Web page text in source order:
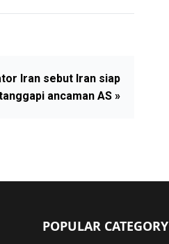
Iran sebut Iran siap
ancaman AS »
POPULAR CATEGORY